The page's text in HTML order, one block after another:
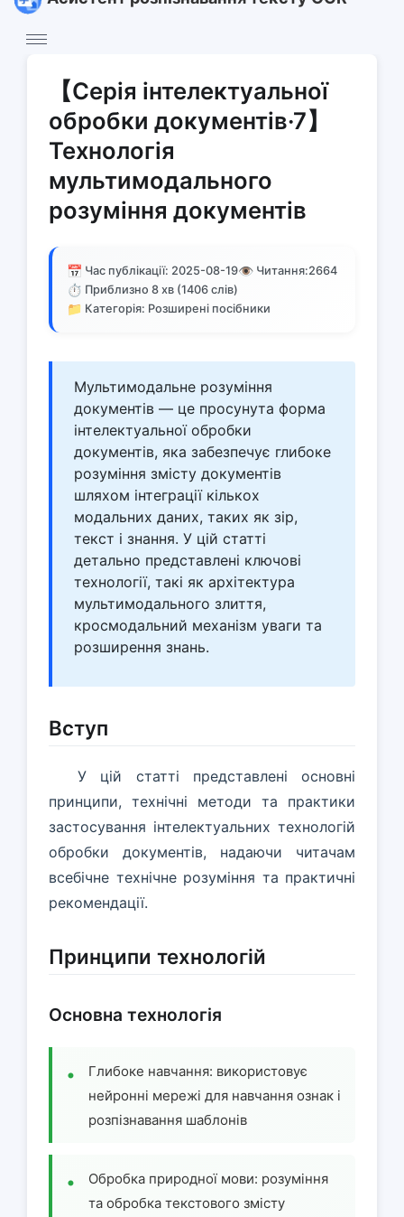
【Серія інтелектуальної
обробки документів·7】
Технологія
мультимодального
розуміння документів
📅 Час публікації: 2025-08-19👁️ Читання:2664
⏱️ Приблизно 8 хв (1406 слів)
📁 Категорія: Розширені посібники
Мультимодальне розуміння
документів — це просунута форма
інтелектуальної обробки
документів, яка забезпечує глибоке
розуміння змісту документів
шляхом інтеграції кількох
модальних даних, таких як зір,
текст і знання. У цій статті
детально представлені ключові
технології, такі як архітектура
мультимодального злиття,
кросмодальний механізм уваги та
розширення знань.
Вступ
У цій статті представлені основні
принципи, технічні методи та практики
застосування інтелектуальних технологій
обробки документів, надаючи читачам
всебічне технічне розуміння та практичні
рекомендації.
Принципи технологій
Основна технологія
Глибоке навчання: використовує
нейронні мережі для навчання ознак і
розпізнавання шаблонів
Обробка природної мови: розуміння
та обробка текстового змісту